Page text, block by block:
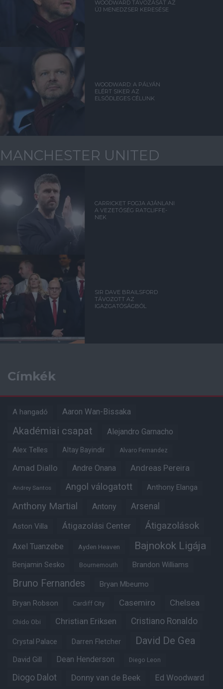
WOODWARD TÁVOZÁSÁT AZ
ÚJ MENEDZSER KERESÉSE
WOODWARD: A PÁLYÁN
ELÉRT SIKER AZ
ELSŐDLEGES CÉLUNK
MANCHESTER UNITED
CARRICKET FOGJA AJÁNLANI
A VEZETŐSÉG RATCLIFFE-
NEK
SIR DAVE BRAILSFORD
TÁVOZOTT AZ
IGAZGATÓSÁGBÓL
Címkék
A hangadó Aaron Wan-Bissaka
Akadémiai csapat Alejandro Garnacho
Alex Telles Altay Bayindir Alvaro Fernandez
Amad Diallo Andre Onana Andreas Pereira
Andrey Santos Angol válogatott Anthony Elanga
Anthony Martial Antony Arsenal
Aston Villa Átigazolási Center Átigazolások
Axel Tuanzebe Ayden Heaven Bajnokok Ligája
Benjamin Sesko Bournemouth Brandon Williams
Bruno Fernandes Bryan Mbeumo
Bryan Robson Cardiff City Casemiro Chelsea
Chido Obi Christian Eriksen Cristiano Ronaldo
Crystal Palace Darren Fletcher David De Gea
David Gill Dean Henderson Diego Leon
Diogo Dalot Donny van de Beek Ed Woodward